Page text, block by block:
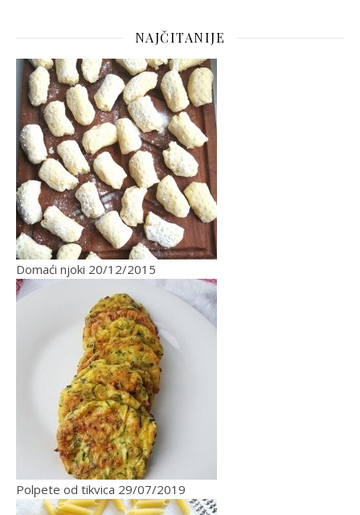
NAJČITANIJE
Domaći njoki 20/12/2015
Polpete od tikvica 29/07/2019